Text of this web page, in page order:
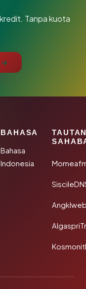
Tanpa kuota
→
BAHASA
Bahasa
Indonesia